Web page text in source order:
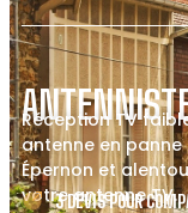
Réception TV
antenne en
Épernon et
votre antenne TV.
3 DEVIS POUR